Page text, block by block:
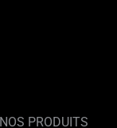
NOS PRODUITS